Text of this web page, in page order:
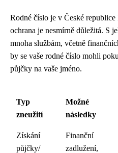
Rodné číslo je v České
ochrana je nesmírně důležitá. S
mnoha službám, včetně
by se vaše rodné číslo mohli
půjčky na vaše jméno.
Typ
zneužití
Možné
následky
Získání
půjčky/
Finanční
zadlužení,